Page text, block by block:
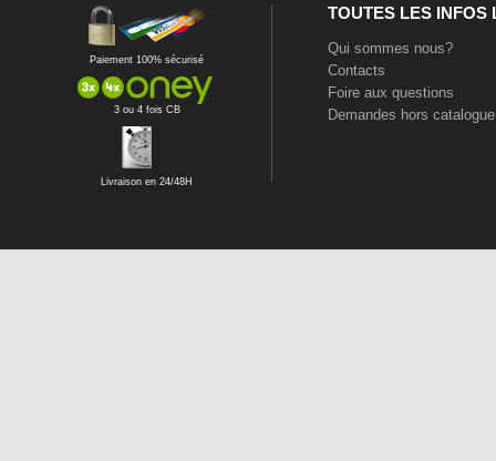
Paiement 100% sécurisé
3 ou 4 fois CB
Livraison en 24/48H
TOUTES LES INFOS
Qui sommes nous?
Contacts
Foire aux questions
Demandes hors catalogue